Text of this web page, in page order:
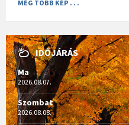
MÉG TÖBB KÉP . . .
IDŐJÁRÁS
Ma
2026.08.07.
Szombat
2026.08.08.